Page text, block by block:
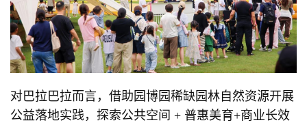
对巴拉巴拉而言，借助园博园稀缺园林自然资源开展
公益落地实践，探索公共空间 + 普惠美育+商业长效